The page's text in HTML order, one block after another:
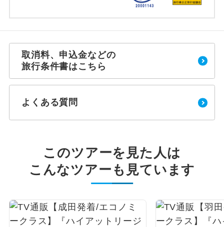
取消料、申込金などの
旅行条件書はこちら
よくある質問
このツアーを見た人は
こんなツアーも見ています